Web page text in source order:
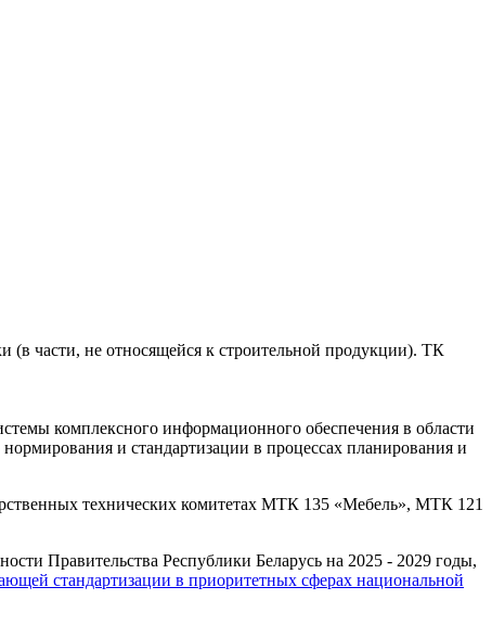
(в части, не относящейся к строительной продукции). ТК
комплексного информационного обеспечения в области
и стандартизации в процессах планирования и
технических комитетах МТК 135 «Мебель», МТК 121
Правительства Республики Беларусь на 2025 - 2029 годы,
стандартизации в приоритетных сферах национальной